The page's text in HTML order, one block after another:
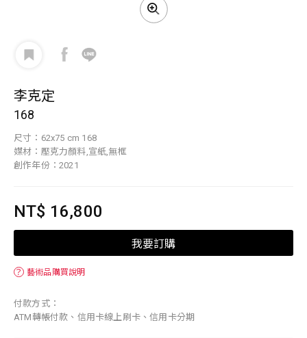
李克定
168
尺寸：62x75 cm 168
媒材：壓克力顏料,宣紙,無框
創作年份：2021
NT$ 16,800
我要訂購
？ 藝術品購買說明
付款方式：
ATM轉帳付款、信用卡線上刷卡、信用卡分期